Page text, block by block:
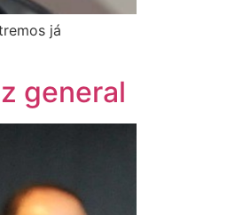
já
general